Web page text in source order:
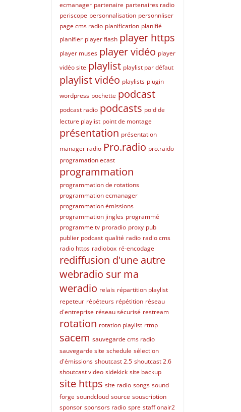
ecmanager partenaire partenaires radio
periscope personnalisation personnliser
page cms radio planification planifié
planifier player flash player https
player muses player vidéo player
vidéo site playlist playlist par défaut
playlist vidéo playlists plugin
wordpress pochette podcast
podcast radio podcasts poid de
lecture playlist point de montage
présentation présentation
manager radio Pro.radio pro.raido
programation ecast
programmation
programmation de rotations
programmation ecmanager
programmation émissions
programmation jingles programmé
programme tv proradio proxy pub
publier podcast qualité radio radio cms
radio https radiobox ré-encodage
rediffusion d'une autre
webradio sur ma
weradio relais répartition playlist
repeteur répéteurs répétition réseau
d'entreprise réseau sécurisé restream
rotation rotation playlist rtmp
sacem sauvegarde cms radio
sauvegarde site schedule sélection
d'émissions shoutcast 2.5 shoutcast 2.6
shoutcast video sidekick site backup
site https site radio songs sound
forge soundcloud source souscription
sponsor sponsors radio spre staff onair2